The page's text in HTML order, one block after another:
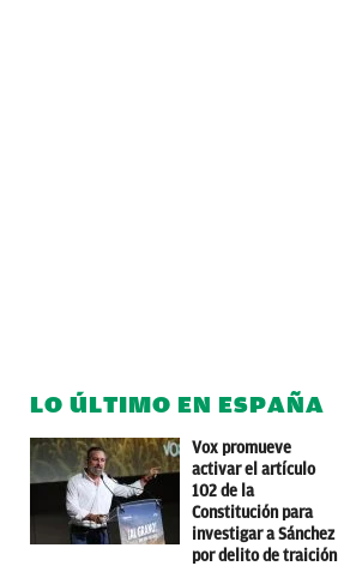
LO ÚLTIMO EN ESPAÑA
Vox promueve
activar el artículo
102 de la
Constitución para
investigar a Sánchez
por delito de traición